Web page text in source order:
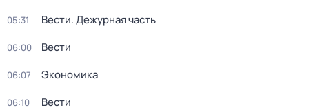
05:31 Вести. Дежурная часть
06:00 Вести
06:07 Экономика
06:10 Вести